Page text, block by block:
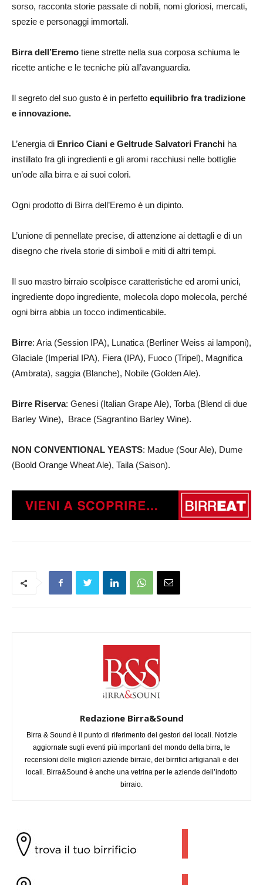
sorso, racconta storie passate di nobili, nomi gloriosi, mercati,
spezie e personaggi immortali.
Birra dell’Eremo tiene strette nella sua corposa schiuma le
ricette antiche e le tecniche più all’avanguardia.
Il segreto del suo gusto è in perfetto equilibrio fra tradizione
e innovazione.
L’energia di Enrico Ciani e Geltrude Salvatori Franchi ha
instillato fra gli ingredienti e gli aromi racchiusi nelle bottiglie
un’ode alla birra e ai suoi colori.
Ogni prodotto di Birra dell’Eremo è un dipinto.
L’unione di pennellate precise, di attenzione ai dettagli e di un
disegno che rivela storie di simboli e miti di altri tempi.
Il suo mastro birraio scolpisce caratteristiche ed aromi unici,
ingrediente dopo ingrediente, molecola dopo molecola, perché
ogni birra abbia un tocco indimenticabile.
Birre: Aria (Session IPA), Lunatica (Berliner Weiss ai lamponi),
Glaciale (Imperial IPA), Fiera (IPA), Fuoco (Tripel), Magnifica
(Ambrata), saggia (Blanche), Nobile (Golden Ale).
Birre Riserva: Genesi (Italian Grape Ale), Torba (Blend di due
Barley Wine), Brace (Sagrantino Barley Wine).
NON CONVENTIONAL YEASTS: Madue (Sour Ale), Dume
(Boold Orange Wheat Ale), Taila (Saison).
Redazione Birra&Sound
Birra & Sound è il punto di riferimento dei gestori dei locali. Notizie
aggiornate sugli eventi più importanti del mondo della birra, le
recensioni delle migliori aziende birraie, dei birrifici artigianali e dei
locali. Birra&Sound è anche una vetrina per le aziende dell’indotto
birraio.